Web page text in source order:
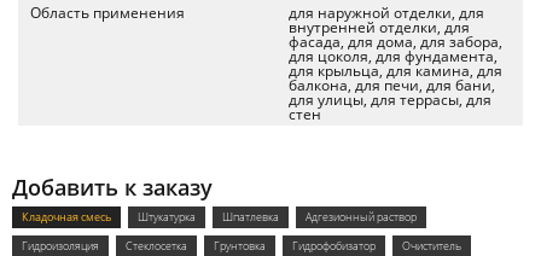
Область применения
для наружной отделки, для
внутренней отделки, для
фасада, для дома, для забора,
для цоколя, для фундамента,
для крыльца, для камина, для
балкона, для печи, для бани,
для улицы, для террасы, для
стен
Добавить к заказу
Кладочная смесь Штукатурка Шпатлевка
Адгезионный раствор
Гидроизоляция
Стеклосетка Грунтовка Гидрофобизатор
Очиститель